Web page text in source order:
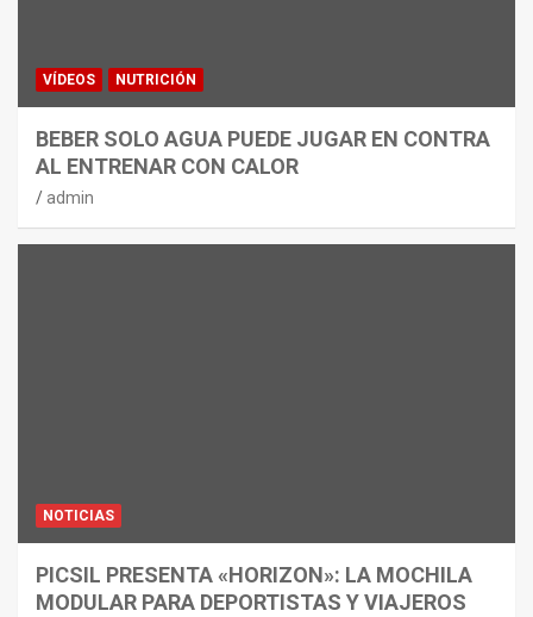
VÍDEOS NUTRICIÓN
BEBER SOLO AGUA PUEDE JUGAR EN CONTRA
AL ENTRENAR CON CALOR
admin
NOTICIAS
PICSIL PRESENTA «HORIZON»: LA MOCHILA
MODULAR PARA DEPORTISTAS Y VIAJEROS